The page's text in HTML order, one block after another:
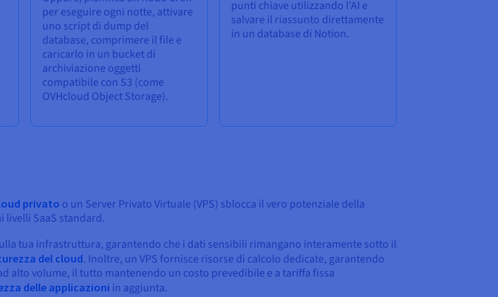
per eseguire ogni notte, attivare
uno script di dump del
database, comprimere il file e
caricarlo in un bucket di
archiviazione oggetti
compatibile con S3 (come
OVHcloud Object Storage).
punti chiave utilizzando l'AI e
salvare il riassunto direttamente
in un database di Notion.
privato o un Server Privato Virtuale (VPS) sblocca il vero potenziale della
livelli SaaS standard.
tua infrastruttura, garantendo che i dati sensibili rimangano interamente sotto il
del cloud. Inoltre, un VPS fornisce risorse di calcolo dedicate, garantendo
alto volume, il tutto mantenendo un costo prevedibile e a tariffa fissa
delle applicazioni in aggiunta.